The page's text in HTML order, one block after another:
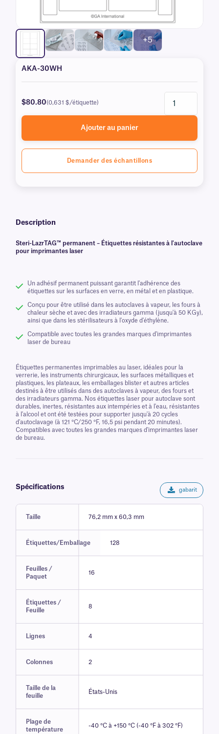
+5
AKA-30WH
$80.80(0,631 $/étiquette)
Ajouter au panier
Demander des échantillons
Description
Steri-LazrTAG™ permanent – Étiquettes résistantes à l'autoclave
pour imprimantes laser
Un adhésif permanent puissant garantit l'adhérence des
étiquettes sur les surfaces en verre, en métal et en plastique.
Conçu pour être utilisé dans les autoclaves à vapeur, les fours à
chaleur sèche et avec des irradiateurs gamma (jusqu'à 50 KGy),
ainsi que dans les stérilisateurs à l'oxyde d'éthylène.
Compatible avec toutes les grandes marques d'imprimantes
laser de bureau
Étiquettes permanentes imprimables au laser, idéales pour la
verrerie, les instruments chirurgicaux, les surfaces métalliques et
plastiques, les plateaux, les emballages blister et autres articles
destinés à être utilisés dans des autoclaves à vapeur, des fours et
des irradiateurs gamma. Nos étiquettes laser pour autoclave sont
durables, inertes, résistantes aux intempéries et à l'eau, résistantes
à l'alcool et ont été testées pour supporter jusqu'à 20 cycles
d'autoclavage (à 121 °C/250 °F, 16,5 psi pendant 20 minutes).
Compatibles avec toutes les grandes marques d'imprimantes laser
de bureau.
Spécifications gabarit
Taille 76,2 mm x 60,3 mm
Étiquettes/Emballage 128
Feuilles /
Paquet
16
Étiquettes /
Feuille
8
Lignes 4
Colonnes 2
Taille de la
feuille
États-Unis
Plage de
température
-40 °C à +150 °C (-40 °F à 302 °F)